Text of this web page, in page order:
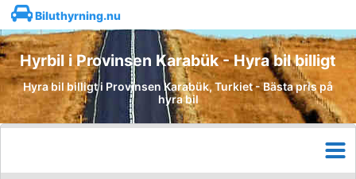
Biluthyrning.nu
Hyrbil i Provinsen Karabük - Hyra bil billigt
Hyra bil billigt i Provinsen Karabük, Turkiet - Bästa pris på
hyra bil